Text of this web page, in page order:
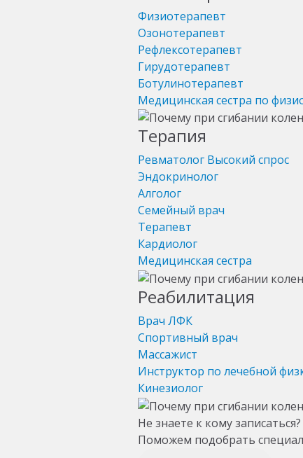
Физиотерапевт
Озонотерапевт
Рефлексотерапевт
Гирудотерапевт
Ботулинотерапевт
Медицинская сестра по
Терапия
Ревматолог Высокий спрос
Эндокринолог
Алголог
Семейный врач
Терапевт
Кардиолог
Медицинская сестра
Реабилитация
Врач ЛФК
Спортивный врач
Массажист
Инструктор по лечебной
Кинезиолог
Не знаете к кому записаться?
Поможем подобрать